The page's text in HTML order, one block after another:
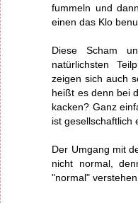
fummeln und
einen das Klo
Diese Scham
natürlichsten
zeigen sich auch
heißt es denn bei
kacken? Ganz
ist gesellschaftlich
Der Umgang mit
nicht normal,
"normal"